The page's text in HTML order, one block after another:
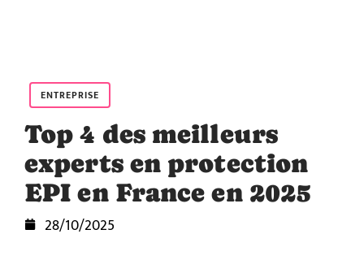
ENTREPRISE
Top 4 des meilleurs
experts en protection
EPI en France en 2025
28/10/2025